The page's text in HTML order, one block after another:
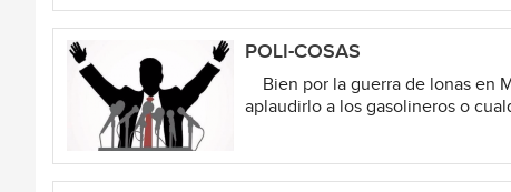
POLI-COSAS
Bien por la guerra de lonas en
aplaudirlo a los gasolineros o